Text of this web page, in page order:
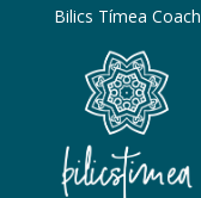
Bilics Tímea Coach